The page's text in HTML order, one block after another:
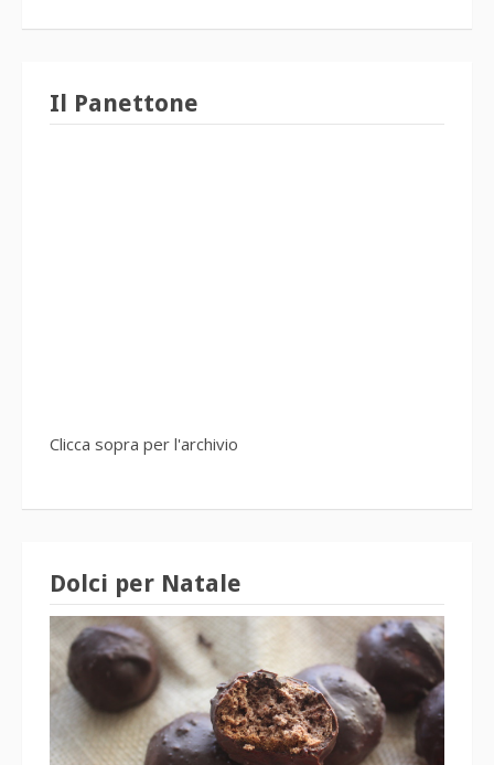
Il Panettone
Clicca sopra per l'archivio
Dolci per Natale